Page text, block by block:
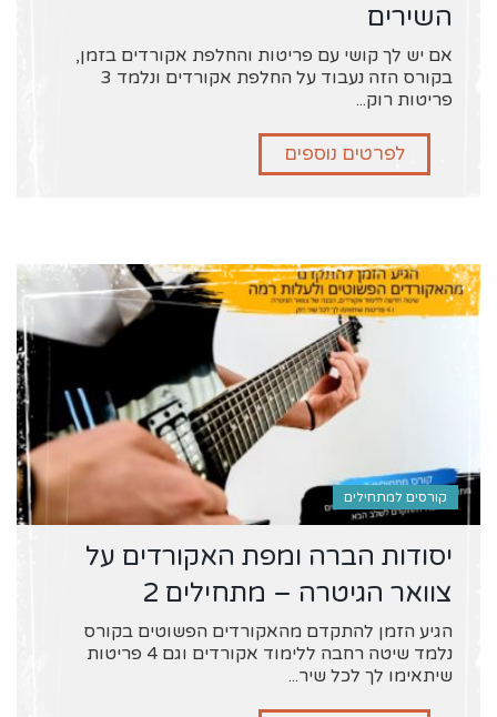
השירים
אם יש לך קושי עם פריטות והחלפת אקורדים בזמן,
בקורס הזה נעבוד על החלפת אקורדים ונלמד 3
פריטות רוק...
לפרטים נוספים
קורסים למתחילים
יסודות הברה ומפת האקורדים על
צוואר הגיטרה – מתחילים 2
הגיע הזמן להתקדם מהאקורדים הפשוטים בקורס
נלמד שיטה רחבה ללימוד אקורדים וגם 4 פריטות
שיתאימו לך לכל שיר...